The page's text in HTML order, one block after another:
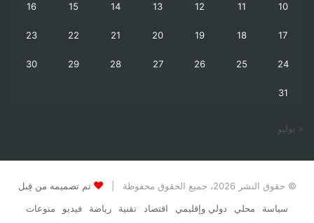
10
11
12
13
14
15
16
17
18
19
20
21
22
23
24
25
26
27
28
29
30
31
« يوليو
© حقوق النشر 2026، جميع الحقوق محفوظة |
تم تصميمه من قِبل
سياسة
محلي دولي وإقليمي اقتصاد تقنية رياضة فيديو منوعات